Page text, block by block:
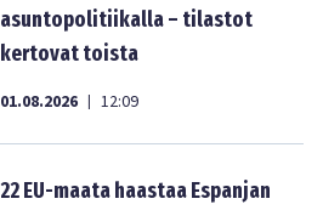
asuntopolitiikalla – tilastot
kertovat toista
01.08.2026 | 12:09
22 EU-maata haastaa Espanjan